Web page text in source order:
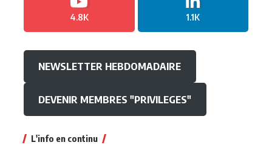
4.8K 1.1K
NEWSLETTER HEBDOMADAIRE
DEVENIR MEMBRES "PRIVILEGES"
L'info en continu